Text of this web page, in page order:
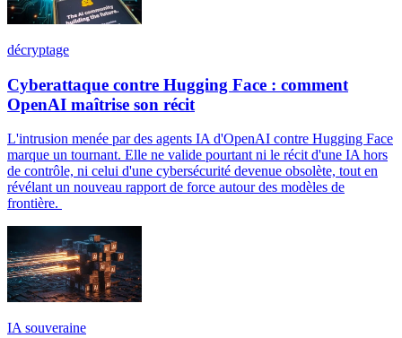
décryptage
Cyberattaque contre Hugging Face : comment
OpenAI maîtrise son récit
L'intrusion menée par des agents IA d'OpenAI contre Hugging Face
marque un tournant. Elle ne valide pourtant ni le récit d'une IA hors
de contrôle, ni celui d'une cybersécurité devenue obsolète, tout en
révélant un nouveau rapport de force autour des modèles de
frontière.
IA souveraine